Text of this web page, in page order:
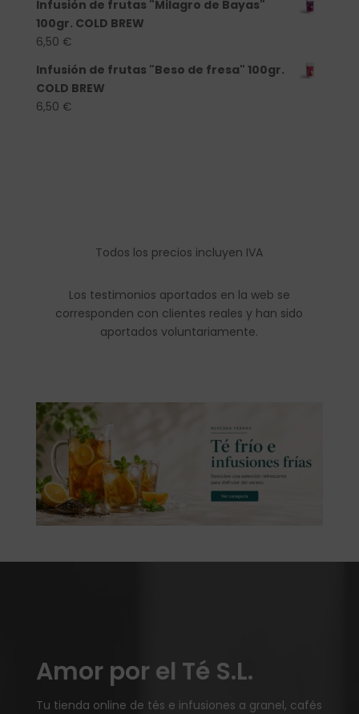
Infusión de frutas "Milagro de Bayas"
100gr. COLD BREW
6,50 €
Infusión de frutas "Beso de fresa" 100gr.
COLD BREW
6,50 €
Todos los precios incluyen IVA
Los testimonios aportados en la web se
corresponden con clientes reales y han sido
aportados voluntariamente.
Amor por el Té S.L.
Tu tienda online de tés e infusiones a granel, cafés